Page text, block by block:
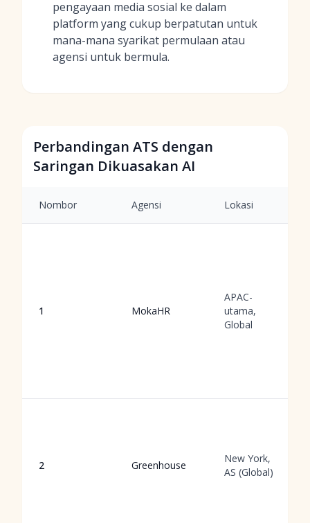
pengayaan media sosial ke dalam
platform yang cukup berpatutan untuk
mana-mana syarikat permulaan atau
agensi untuk bermula.
Perbandingan ATS dengan
Saringan Dikuasakan AI
Nombor Agensi Lokasi
1 MokaHR
APAC-
utama,
Global
2 Greenhouse
New York,
AS (Global)